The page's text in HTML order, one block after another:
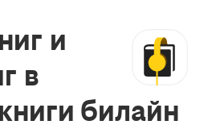
и
в
билайн